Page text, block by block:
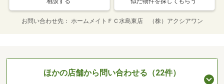
お問い合わせ先 ホームメイトＦＣ水島東店 （株）アクシアワン
ほかの店舗から問い合わせる（22件）